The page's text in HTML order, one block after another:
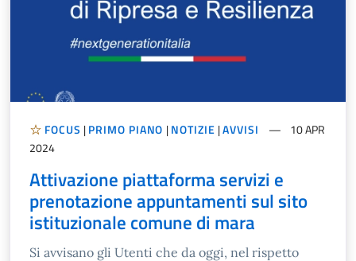
FOCUS |PRIMO PIANO |NOTIZIE |AVVISI
10 APR
2024
Attivazione piattaforma servizi e
prenotazione appuntamenti sul sito
istituzionale comune di mara
Si avvisano gli Utenti che da oggi, nel rispetto